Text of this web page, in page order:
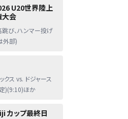
U20世界陸上
大会
び、ハンマー投げ
外部)
クス vs. ドジャース
)(9:10)ほか
カップ最終日